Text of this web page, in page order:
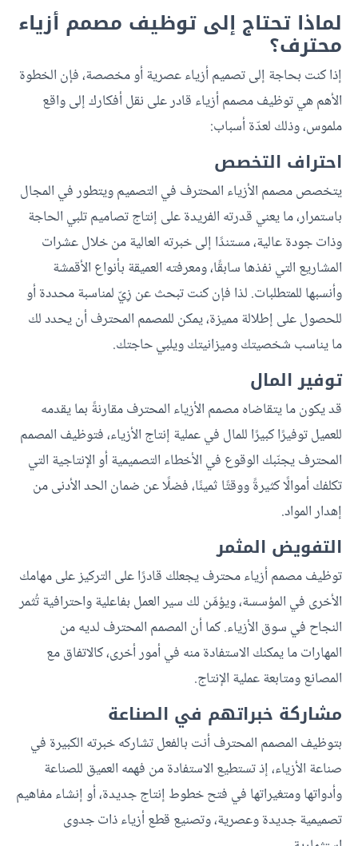
لماذا تحتاج إلى توظيف مصمم أزياء
محترف؟
إذا كنت بحاجة إلى تصميم أزياء عصرية أو مخصصة، فإن الخطوة
الأهم هي توظيف مصمم أزياء قادر على نقل أفكارك إلى واقع
ملموس، وذلك لعدّة أسباب:
احتراف التخصص
يتخصص مصمم الأزياء المحترف في التصميم ويتطور في المجال
باستمرار، ما يعني قدرته الفريدة على إنتاج تصاميم تلبي الحاجة
وذات جودة عالية، مستندًا إلى خبرته العالية من خلال عشرات
المشاريع التي نفذها سابقًا، ومعرفته العميقة بأنواع الأقمشة
وأنسبها للمتطلبات. لذا فإن كنت تبحث عن زِيّ لمناسبة محددة أو
للحصول على إطلالة مميزة، يمكن للمصمم المحترف أن يحدد لك
ما يناسب شخصيتك وميزانيتك ويلبي حاجتك.
توفير المال
قد يكون ما يتقاضاه مصمم الأزياء المحترف مقارنةً بما يقدمه
للعميل توفيرًا كبيرًا للمال في عملية إنتاج الأزياء، فتوظيف المصمم
المحترف يجنّبك الوقوع في الأخطاء التصميمية أو الإنتاجية التي
تكلفك أموالًا كثيرةً ووقتًا ثمينًا، فضلًا عن ضمان الحد الأدنى من
إهدار المواد.
التفويض المثمر
توظيف مصمم أزياء محترف يجعلك قادرًا على التركيز على مهامك
الأخرى في المؤسسة، ويؤمِّن لك سير العمل بفاعلية واحترافية تُثمر
النجاح في سوق الأزياء. كما أن المصمم المحترف لديه من
المهارات ما يمكنك الاستفادة منه في أمور أخرى، كالاتفاق مع
المصانع ومتابعة عملية الإنتاج.
مشاركة خبراتهم في الصناعة
بتوظيف المصمم المحترف أنت بالفعل تشاركه خبرته الكبيرة في
صناعة الأزياء، إذ تستطيع الاستفادة من فهمه العميق للصناعة
وأدواتها ومتغيراتها في فتح خطوط إنتاج جديدة، أو إنشاء مفاهيم
تصميمية جديدة وعصرية، وتصنيع قطع أزياء ذات جدوى